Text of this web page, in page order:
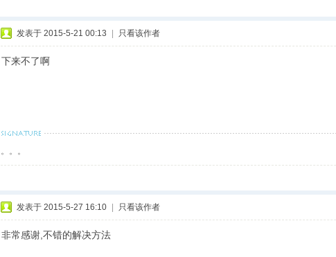
发表于 2015-5-21 00:13 只看该作者
下来不了啊
。。。
发表于 2015-5-27 16:10 只看该作者
非常感谢,不错的解决方法